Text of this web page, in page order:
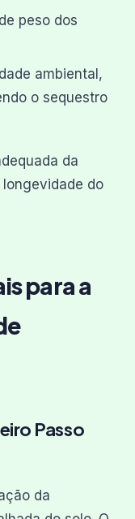
peso dos
ambiental,
o sequestro
da
do
para a
Passo
da